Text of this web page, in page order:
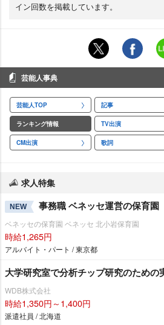
イン回数を掲載しています。
芸能人事典
芸能人TOP 記事
ランキング情報 TV出演
CM出演 歌詞
求人特集
NEW 事務職 ベネッセ運営の保育園
ベネッセの保育園 ベネッセ 北小岩保育園
時給1,265円
アルバイト・パート / 東京都
大学研究室で分析チップ研究のための
WDB株式会社
時給1,350円～1,400円
派遣社員 / 北海道